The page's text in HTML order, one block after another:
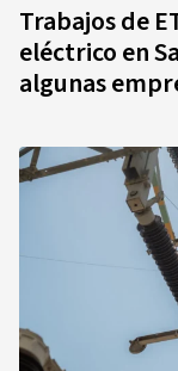
Trabajos de
eléctrico en
algunas